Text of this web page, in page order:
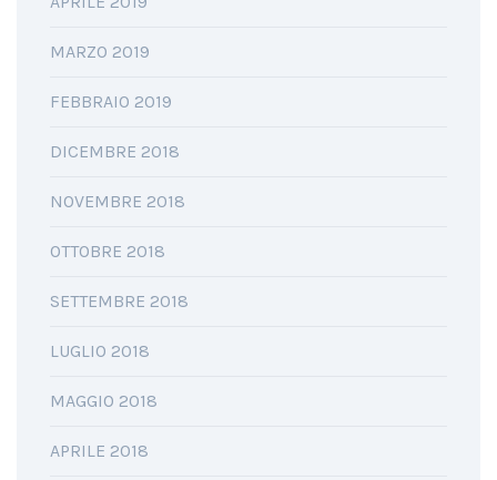
MARZO 2019
FEBBRAIO 2019
DICEMBRE 2018
NOVEMBRE 2018
OTTOBRE 2018
SETTEMBRE 2018
LUGLIO 2018
MAGGIO 2018
APRILE 2018